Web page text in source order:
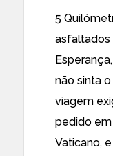
5
asfaltados
não sinta
viagem
pedido
Vaticano,